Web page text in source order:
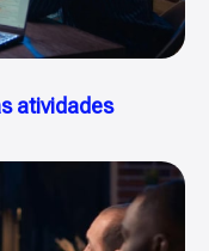
atividades